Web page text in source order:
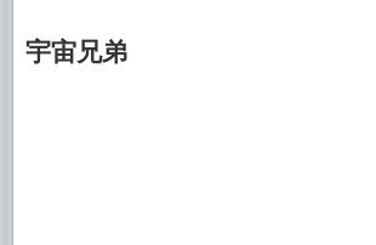
宇宙兄弟